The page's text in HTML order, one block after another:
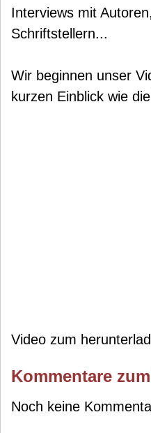
Interviews mit
Schriftstellern...
Wir beginnen unser
kurzen Einblick wie
Video zum
Kommentare
Noch keine